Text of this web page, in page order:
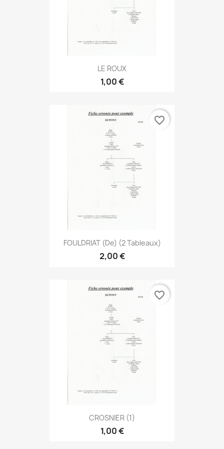
LE ROUX
1,00 €
FOULDRIAT (de) (2 Tableaux)
2,00 €
favorite_border
CROSNIER (1)
1,00 €
favorite_border